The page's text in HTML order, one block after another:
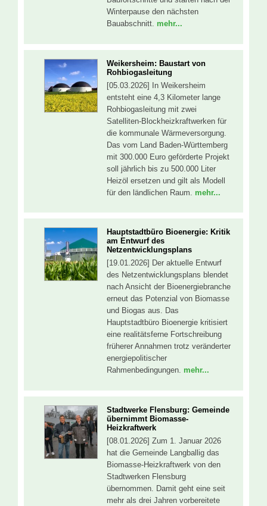
Winterpause den nächsten
Bauabschnitt. mehr...
Weikersheim: Baustart von
Rohbiogasleitung
[05.03.2026] In Weikersheim
entsteht eine 4,3 Kilometer lange
Rohbiogasleitung mit zwei
Satelliten-Blockheizkraftwerken für
die kommunale Wärmeversorgung.
Das vom Land Baden-Württemberg
mit 300.000 Euro geförderte Projekt
soll jährlich bis zu 500.000 Liter
Heizöl ersetzen und gilt als Modell
für den ländlichen Raum. mehr...
Hauptstadtbüro Bioenergie: Kritik
am Entwurf des
Netzentwicklungsplans
[19.01.2026] Der aktuelle Entwurf
des Netzentwicklungsplans blendet
nach Ansicht der Bioenergiebranche
erneut das Potenzial von Biomasse
und Biogas aus. Das
Hauptstadtbüro Bioenergie kritisiert
eine realitätsferne Fortschreibung
früherer Annahmen trotz veränderter
energiepolitischer
Rahmenbedingungen. mehr...
Stadtwerke Flensburg: Gemeinde
übernimmt Biomasse-
Heizkraftwerk
[08.01.2026] Zum 1. Januar 2026
hat die Gemeinde Langballig das
Biomasse-Heizkraftwerk von den
Stadtwerken Flensburg
übernommen. Damit geht eine seit
mehr als drei Jahren vorbereitete